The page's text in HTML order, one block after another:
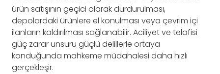
ürün satışının geçici olarak durdurulması,
depolardaki ürünlere el konulması veya çevrim içi
ilanların kaldırılması sağlanabilir. Aciliyet ve telafisi
güç zarar unsuru güçlü delillerle ortaya
konduğunda mahkeme müdahalesi daha hızlı
gerçekleşir.